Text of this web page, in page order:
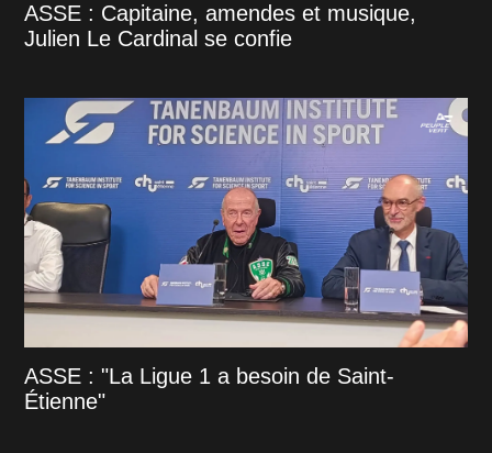
ASSE : Capitaine, amendes et musique,
Julien Le Cardinal se confie
ASSE : "La Ligue 1 a besoin de Saint-
Étienne"